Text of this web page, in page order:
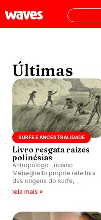
Últimas
SURFE E ANCESTRALIDADE
Livro resgata raízes
polinésias
Antropólogo Luciano
Meneghello propõe releitura
das origens do surfe,
resgatando a cultura polinésia
prática em esporte e indústria.
leia mais »